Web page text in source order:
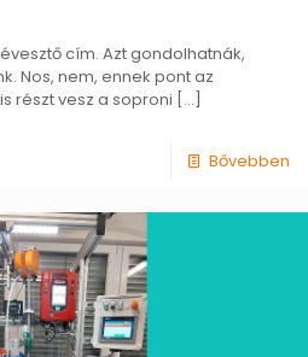
cím. Azt gondolhatnák,
Nos, nem, ennek pont az
részt vesz a soproni […]
Bővebben